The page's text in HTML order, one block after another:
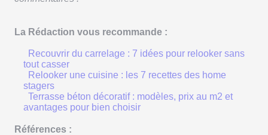
La Rédaction vous recommande :
Recouvrir du carrelage : 7 idées pour relooker sans
tout casser
Relooker une cuisine : les 7 recettes des home
stagers
Terrasse béton décoratif : modèles, prix au m2 et
avantages pour bien choisir
Références :